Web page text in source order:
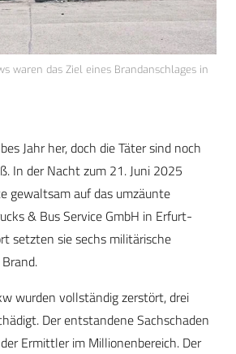
waren das Ziel eines Brandanschlages in
Jahr her, doch die Täter sind noch
In der Nacht zum 21. Juni 2025
gewaltsam auf das umzäunte
& Bus Service GmbH in Erfurt-
setzten sie sechs militärische
wurden vollständig zerstört, drei
Der entstandene Sachschaden
Ermittler im Millionenbereich. Der